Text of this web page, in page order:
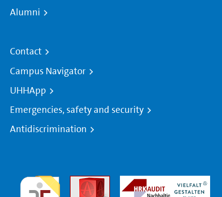
Alumni
Contact
Campus Navigator
UHHApp
Emergencies, safety and security
Antidiscrimination